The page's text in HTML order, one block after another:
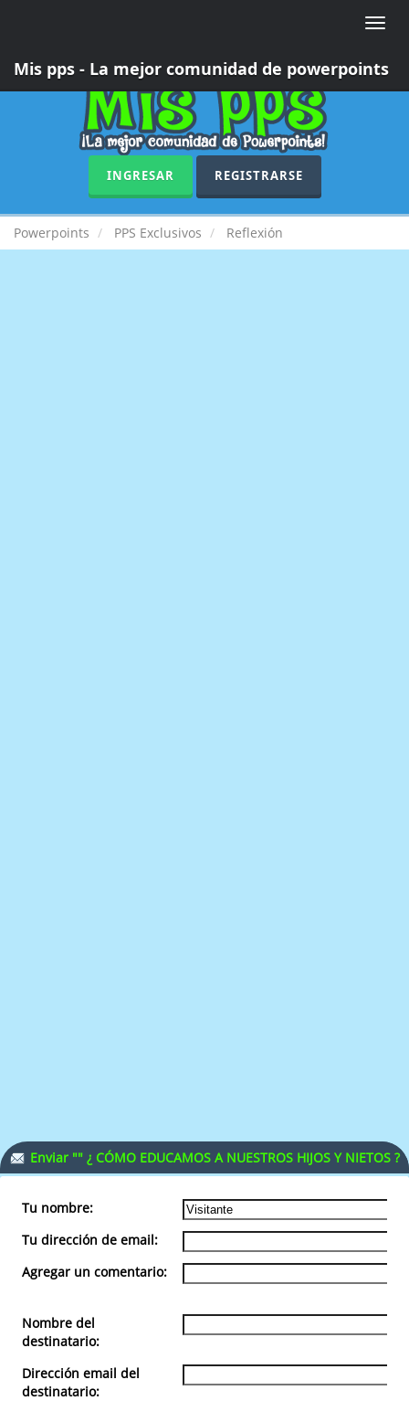
Toggle
Mis pps - La mejor comunidad de powerpoints
INGRESAR REGISTRARSE
Powerpoints PPS Exclusivos Reflexión
Enviar "" ¿ CÓMO EDUCAMOS A NUESTROS HIJOS Y NIETOS ?
Tu nombre:
Tu dirección de email:
Agregar un comentario:
Nombre del
destinatario:
Dirección email del
destinatario: